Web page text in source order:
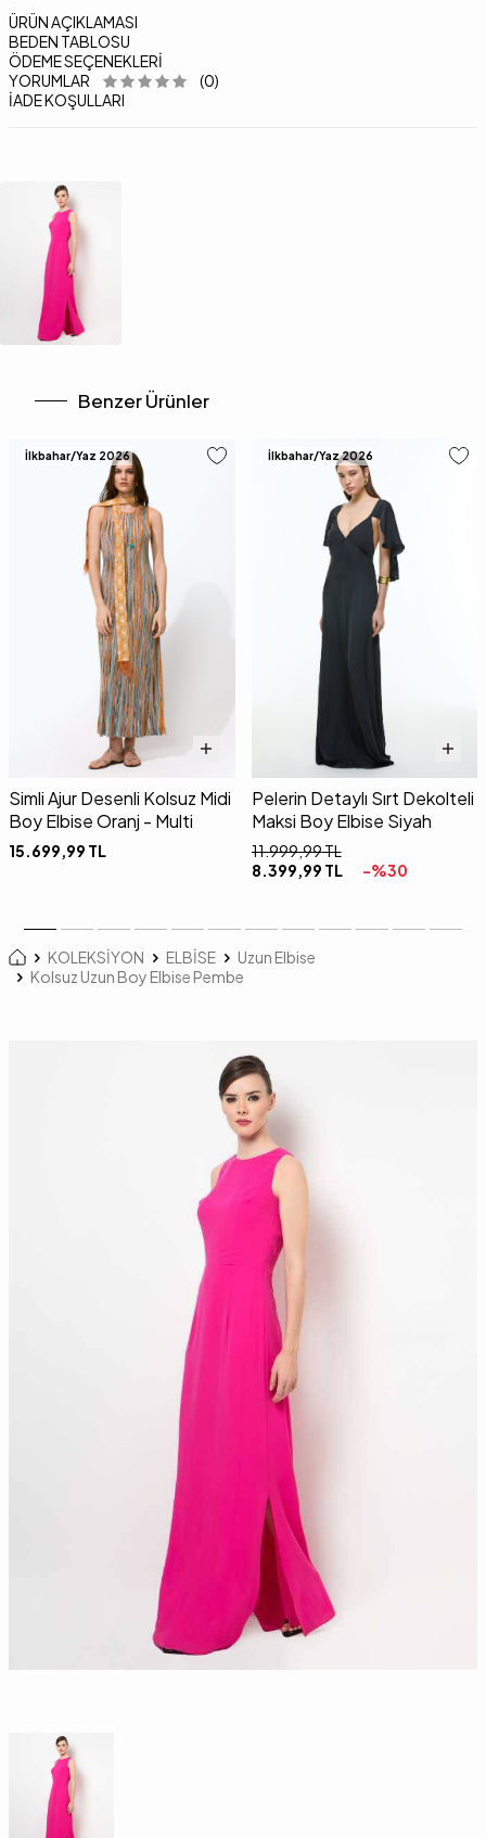
ÜRÜN AÇIKLAMASI
BEDEN TABLOSU
ÖDEME SEÇENEKLERI
YORUMLAR
(0)
İADE KOŞULLARI
Benzer Ürünler
İlkbahar/Yaz 2026
Simli Ajur Desenli Kolsuz Midi
Boy Elbise Oranj - Multi
15.699,99 TL
İlkbahar/Yaz 2026
Pelerin Detaylı Sırt Dekolteli
Maksi Boy Elbise Siyah
11.999,99TL
8.399,99 TL -%30
KOLEKSİYON ELBİSE
Uzun Elbise
Kolsuz Uzun Boy Elbise Pembe